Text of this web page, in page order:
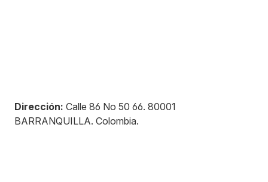
Dirección: Calle 86 No 50 66. 80001
BARRANQUILLA. Colombia.